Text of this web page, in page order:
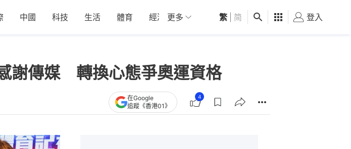
中國 科技 生活 體育 經濟 01深圳 觀點 健康 好食玩飛
更多 繁 简 登入
謝傳媒 轉換心態爭奧運資格
在Google
追蹤《香港01》
4